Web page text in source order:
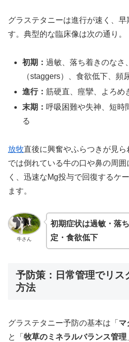
グラステタニーは進行が速く、
す。典型的な臨床像は次の通り。
初期：過敏、落ち着きのなさ
（staggers）、食欲低下、頻
進行：筋硬直、痙攣、よろめ
末期： 呼吸困難や失神、短時
る
放牧直後に興奮やふらつきが見
では倒れている牛の口や鼻の周
く、迅速なMg投与で回復するケ
ます。
牛さん
初期症状は過敏・落
定・食欲低下
予防策：日常管理でリス
方法
グラステタニー予防の基本は「 マ
と「 牧草のミネラルバランス管理